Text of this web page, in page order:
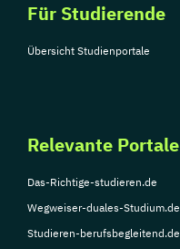
Für Studierende
Übersicht Studienportale
Relevante Portale
Das-Richtige-studieren.de
Wegweiser-duales-Studium.de
Studieren-berufsbegleitend.de